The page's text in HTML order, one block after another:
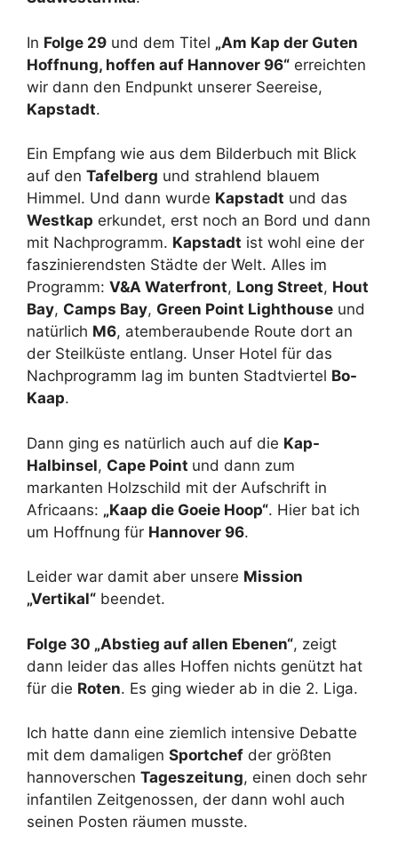
In Folge 29 und dem Titel „Am Kap der Guten
Hoffnung, hoffen auf Hannover 96“ erreichten
wir dann den Endpunkt unserer Seereise,
Kapstadt.
Ein Empfang wie aus dem Bilderbuch mit Blick
auf den Tafelberg und strahlend blauem
Himmel. Und dann wurde Kapstadt und das
Westkap erkundet, erst noch an Bord und dann
mit Nachprogramm. Kapstadt ist wohl eine der
faszinierendsten Städte der Welt. Alles im
Programm: V&A Waterfront, Long Street, Hout
Bay, Camps Bay, Green Point Lighthouse und
natürlich M6, atemberaubende Route dort an
der Steilküste entlang. Unser Hotel für das
Nachprogramm lag im bunten Stadtviertel Bo-
Kaap.
Dann ging es natürlich auch auf die Kap-
Halbinsel, Cape Point und dann zum
markanten Holzschild mit der Aufschrift in
Africaans: „Kaap die Goeie Hoop“. Hier bat ich
um Hoffnung für Hannover 96.
Leider war damit aber unsere Mission
„Vertikal“ beendet.
Folge 30 „Abstieg auf allen Ebenen“, zeigt
dann leider das alles Hoffen nichts genützt hat
für die Roten. Es ging wieder ab in die 2. Liga.
Ich hatte dann eine ziemlich intensive Debatte
mit dem damaligen Sportchef der größten
hannoverschen Tageszeitung, einen doch sehr
infantilen Zeitgenossen, der dann wohl auch
seinen Posten räumen musste.